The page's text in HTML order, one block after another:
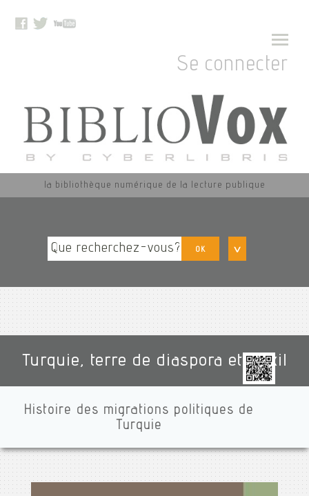
Se connecter
la bibliothèque numérique de la lecture publique
OK
Turquie, terre de diaspora et d'exil
Histoire des migrations politiques de
Turquie